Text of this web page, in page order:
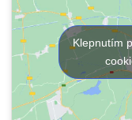
Klepnutím